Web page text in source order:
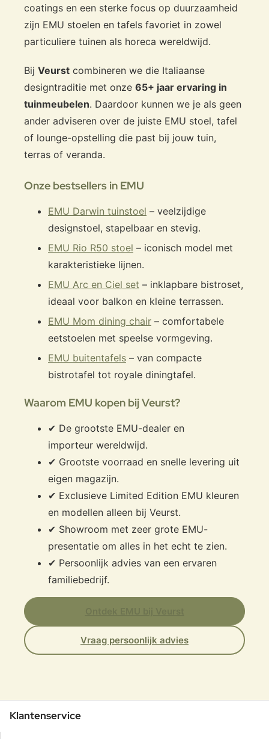
coatings en een sterke focus op duurzaamheid
zijn EMU stoelen en tafels favoriet in zowel
particuliere tuinen als horeca wereldwijd.
Bij Veurst combineren we die Italiaanse
designtraditie met onze 65+ jaar ervaring in
tuinmeubelen. Daardoor kunnen we je als geen
ander adviseren over de juiste EMU stoel, tafel
of lounge-opstelling die past bij jouw tuin,
terras of veranda.
Onze bestsellers in EMU
EMU Darwin tuinstoel – veelzijdige
designstoel, stapelbaar en stevig.
EMU Rio R50 stoel – iconisch model met
karakteristieke lijnen.
EMU Arc en Ciel set – inklapbare bistroset,
ideaal voor balkon en kleine terrassen.
EMU Mom dining chair – comfortabele
eetstoelen met speelse vormgeving.
EMU buitentafels – van compacte
bistrotafel tot royale diningtafel.
Waarom EMU kopen bij Veurst?
✔ De grootste EMU-dealer en
importeur wereldwijd.
✔ Grootste voorraad en snelle levering uit
eigen magazijn.
✔ Exclusieve Limited Edition EMU kleuren
en modellen alleen bij Veurst.
✔ Showroom met zeer grote EMU-
presentatie om alles in het echt te zien.
✔ Persoonlijk advies van een ervaren
familiebedrijf.
Vraag persoonlijk advies
Klantenservice